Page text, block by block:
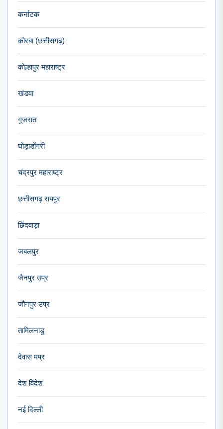
कर्नाटक
कोरबा (छत्तीसगढ़)
कोल्हापुर महाराष्ट्र
खंडवा
गुजरात
घोड़ाडोंगरी
चंद्रपुर महाराष्ट्र
छत्तीसगढ़ रायपुर
छिंदवाड़ा
जबलपुर
जैनपुर उप्र
जौनपुर उप्र
तामिलनाडु
देवास मप्र
देश विदेश
नई दिल्ली